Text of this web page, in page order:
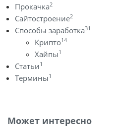
Прокачка2
Сайтостроение2
Способы заработка31
Крипто14
Хайпы1
Статьи1
Термины1
Может интересно